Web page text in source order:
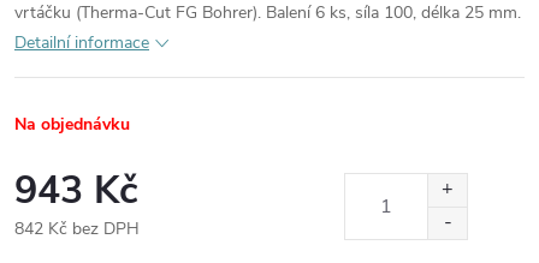
vrtáčku (Therma-Cut FG Bohrer). Balení 6 ks, síla 100, délka 25 mm.
Detailní informace
Na objednávku
943 Kč
842 Kč bez DPH